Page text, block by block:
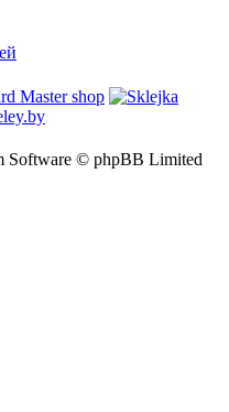
ей
Software © phpBB Limited